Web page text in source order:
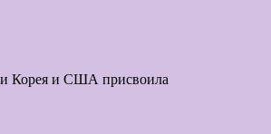
Корея и США присвоила